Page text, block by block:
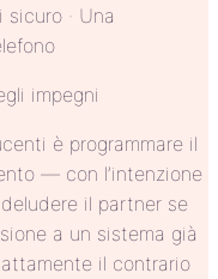
· Una
impegni
è programmare il
— con l’intenzione
il partner se
a un sistema già
il contrario